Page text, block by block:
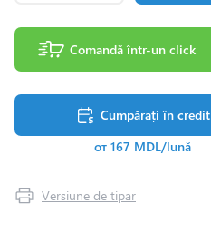
Comandă într-un click
Cumpărați în credit
от 167 MDL/lună
Versiune de tipar